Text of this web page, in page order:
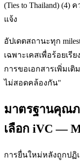
(Ties to Thailand)
แจ้ง
อัปเดตสถานะทุก
เฉพาะเคสเพื่อร้อยเรี
การขอเอกสารเพิ่มเติ
ไม่สอดคล้องกัน"
มาตรฐานคุณภ
เลือก iVC —
การยื่นใหม่หลังถูกปฏิเ